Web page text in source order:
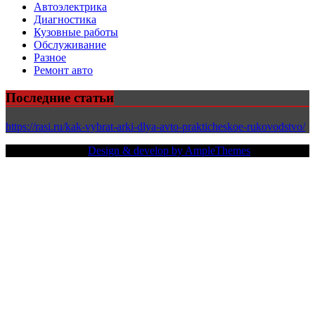
Автоэлектрика
Диагностика
Кузовные работы
Обслуживание
Разное
Ремонт авто
Последние статьи
https://rasi.ru/kak-vybrat-arki-dlya-avto-prakticheskoe-rukovodstvo/
Design & develop by AmpleThemes